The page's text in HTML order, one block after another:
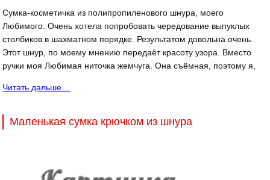
Сумка-косметичка из полипропиленового шнура, моего
Любимого. Очень хотела попробовать чередование выпуклых
столбиков в шахматном порядке. Результатом довольна очень.
Этот шнур, по моему мнению передаёт красоту узора. Вместо
ручки моя Любимая ниточка жемчуга. Она съёмная, поэтому я,
Читать дальше…
Маленькая сумка крючком из шнура